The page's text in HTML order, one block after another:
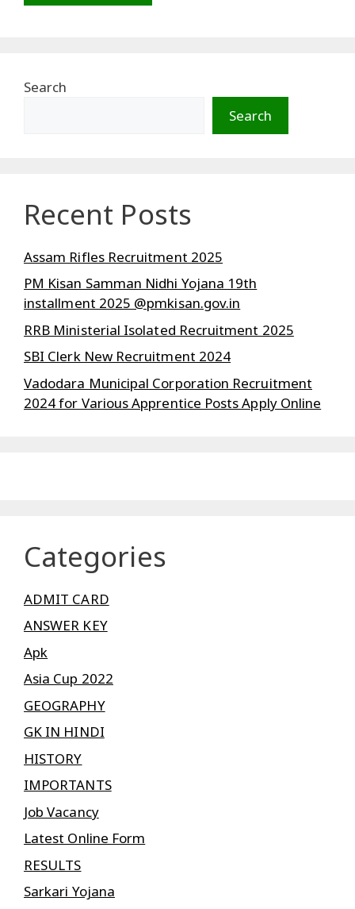
Search
Search
Recent Posts
Assam Rifles Recruitment 2025
PM Kisan Samman Nidhi Yojana 19th
installment 2025 @pmkisan.gov.in
RRB Ministerial Isolated Recruitment 2025
SBI Clerk New Recruitment 2024
Vadodara Municipal Corporation Recruitment
2024 for Various Apprentice Posts Apply Online
Categories
ADMIT CARD
ANSWER KEY
Apk
Asia Cup 2022
GEOGRAPHY
GK IN HINDI
HISTORY
IMPORTANTS
Job Vacancy
Latest Online Form
RESULTS
Sarkari Yojana